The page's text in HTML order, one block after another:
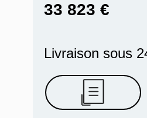
33 823 €
Livraison sous